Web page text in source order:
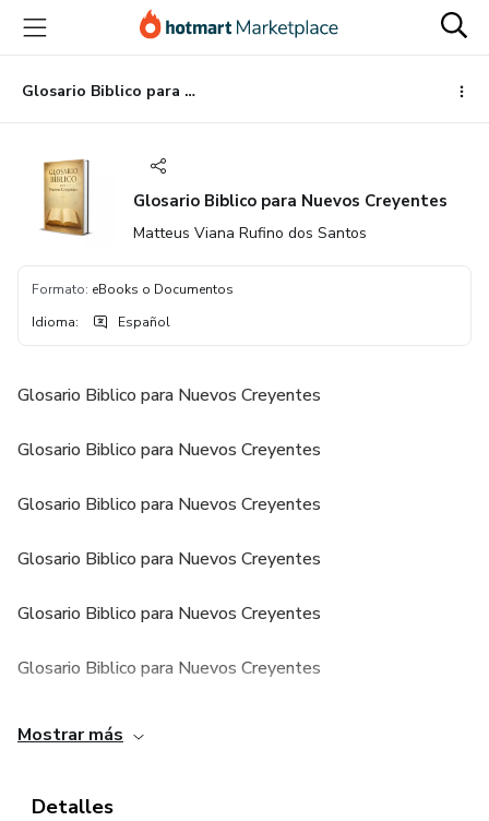
principal
página
de
página
Glosario Biblico para Nuevos Creyentes
Glosario Biblico para Nuevos Creyentes
Matteus Viana Rufino dos Santos
Formato: eBooks o Documentos
Idioma: Español
Glosario Biblico para Nuevos Creyentes
Glosario Biblico para Nuevos Creyentes
Glosario Biblico para Nuevos Creyentes
Glosario Biblico para Nuevos Creyentes
Glosario Biblico para Nuevos Creyentes
Glosario Biblico para Nuevos Creyentes
Mostrar más
Detalles